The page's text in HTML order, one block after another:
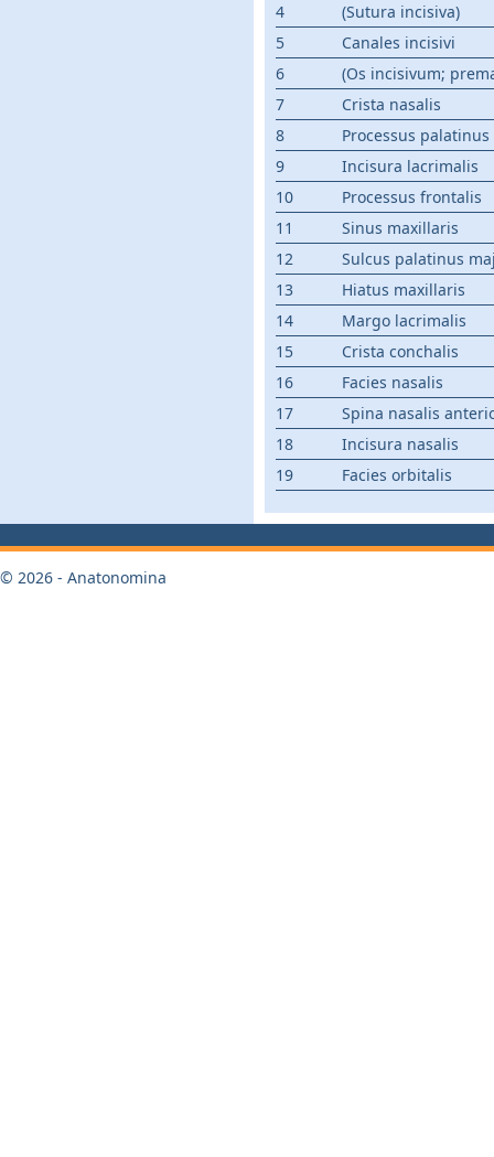
4
(Sutura incisiva)
5
Canales incisivi
6
(Os incisivum;
7
Crista nasalis
8
Processus palatinus
9
Incisura lacrimalis
10
Processus frontalis
11
Sinus maxillaris
12
Sulcus palatinus
13
Hiatus maxillaris
14
Margo lacrimalis
15
Crista conchalis
16
Facies nasalis
17
Spina nasalis
18
Incisura nasalis
19
Facies orbitalis
© 2026 - Anatonomina